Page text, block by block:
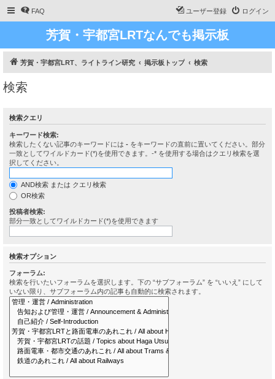
FAQ ログイン
ユーザー登録
芳賀・宇都宮LRTなんでも掲示板
芳賀・宇都宮LRT、ライトライン研究 掲示板トップ 検索
検索
検索クエリ
キーワード検索:
検索したくない記事のキーワードには - をキーワードの直前に置いてください。部分
一致としてワイルドカード(*)を使用できます。-* を使用する場合はクエリ検索を選
択してください。
AND検索 または クエリ検索
OR検索
投稿者検索:
部分一致としてワイルドカード(*)を使用できます
検索オプション
フォーラム:
検索を行いたいフォーラムを選択します。下の “サブフォーラム” を “いいえ” にして
いない限り、サブフォーラム内の記事も自動的に検索されます。